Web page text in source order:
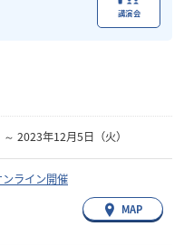
講演会
2023年12月5日（火）
ライン開催
MAP